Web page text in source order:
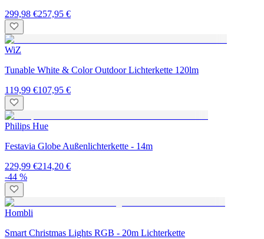
299,98 €257,95 €
WiZ
Tunable White & Color Outdoor Lichterkette 120lm
119,99 €107,95 €
Philips Hue
Festavia Globe Außenlichterkette - 14m
229,99 €214,20 €
-44 %
Hombli
Smart Christmas Lights RGB - 20m Lichterkette